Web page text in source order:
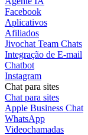
Facebook
Aplicativos
Afiliados
Jivochat Team Chats
Integração de E-mail
Chatbot
Instagram
Chat para sites
Chat para sites
Apple Business Chat
WhatsApp
Videochamadas